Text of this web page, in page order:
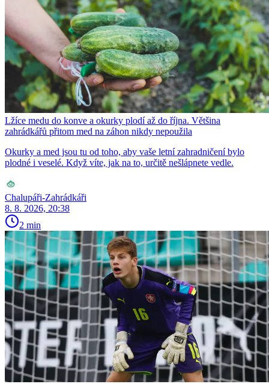
Lžíce medu do konve a okurky plodí až do října. Většina
zahrádkářů přitom med na záhon nikdy nepoužila
Okurky a med jsou tu od toho, aby vaše letní zahradničení bylo
plodné i veselé. Když víte, jak na to, určitě nešlápnete vedle.
Chalupáři-Zahrádkáři
8. 8. 2026, 20:38
2 min